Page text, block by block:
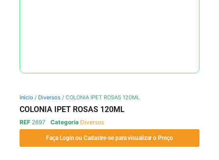
Início / Diversos / COLONIA IPET ROSAS 120ML
COLONIA IPET ROSAS 120ML
REF 2697 Categoria Diversos
Faça Login ou Cadastre-se para visualizar o Preço